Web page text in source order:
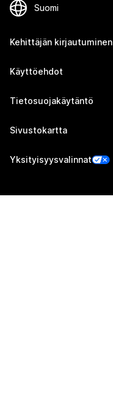
Kehittäjän kirjautuminen
Käyttöehdot
Tietosuojakäytäntö
Sivustokartta
Yksityisyysvalinnat